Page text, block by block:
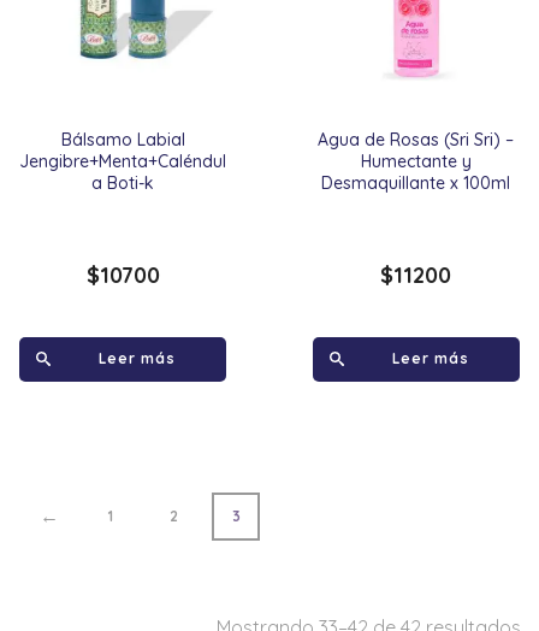
Bálsamo Labial
Jengibre+Menta+Caléndul
a Boti-k
$10700
Leer más
Agua de Rosas (Sri Sri) –
Humectante y
Desmaquillante x 100ml
$11200
Leer más
← 1 2 3